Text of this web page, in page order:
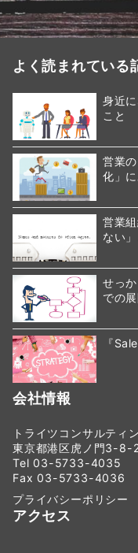
よく読まれている
身近
こと
営業
化」に
営業
ない
せっ
での
『
会社情報
トライツコンサルティ
東京都港区虎ノ門3-8-
Tel 03-5733-4035
Fax 03-5733-4036
プライバシーポリシー
アクセス